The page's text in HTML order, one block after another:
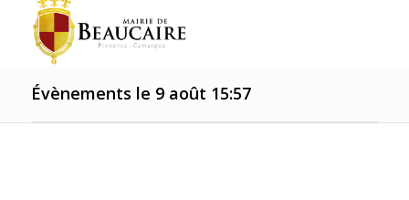
Évènements le 9 août 15:57